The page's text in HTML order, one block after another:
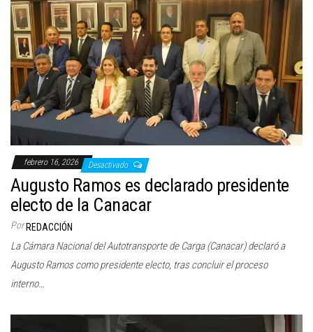
febrero 16, 2026 Desactivado
Augusto Ramos es declarado presidente
electo de la Canacar
Por REDACCIÓN
La Cámara Nacional del Autotransporte de Carga (Canacar) declaró a
Augusto Ramos como presidente electo, tras concluir el proceso
interno…